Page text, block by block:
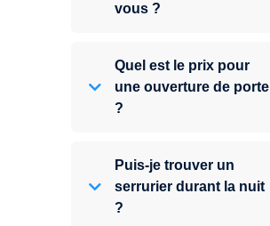
vous ?
Quel est le prix pour
une ouverture de porte
?
Puis-je trouver un
serrurier durant la nuit
?